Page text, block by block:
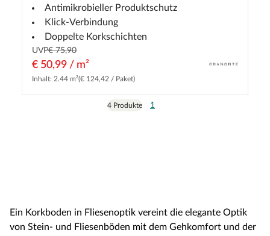
Antimikrobieller Produktschutz
Klick-Verbindung
Doppelte Korkschichten
UVP€ 75,90
€ 50,99 / m²
Inhalt: 2.44 m²(€ 124,42 / Paket)
4 Produkte 1
Ein Korkboden in Fliesenoptik vereint die elegante Optik
von Stein- und Fliesenböden mit dem Gehkomfort und der